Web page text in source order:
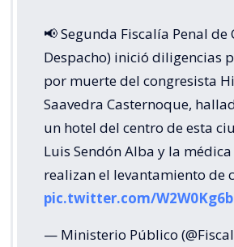
📢 Segunda Fiscalía Penal de
Despacho) inició diligencias
por muerte del congresista
Saavedra Casternoque,
un hotel del centro de esta
Luis Sendón Alba y la
realizan el levantamiento de
pic.twitter.com/
— Ministerio Público